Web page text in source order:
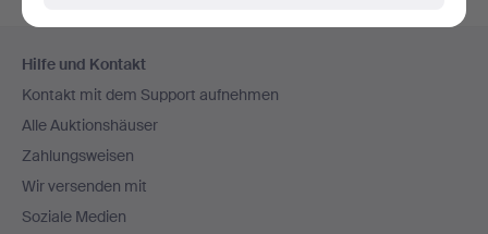
Navigation
Hilfe und Kontakt
Kontakt mit dem Support aufnehmen
Alle Auktionshäuser
Zahlungsweisen
Wir versenden mit
Soziale Medien